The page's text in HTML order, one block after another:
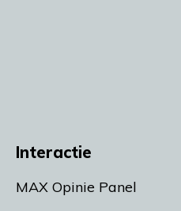
Interactie
MAX Opinie Panel